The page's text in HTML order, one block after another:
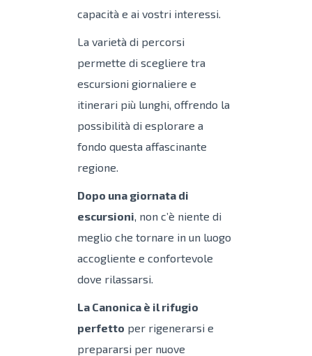
capacità e ai vostri interessi.
La varietà di percorsi
permette di scegliere tra
escursioni giornaliere e
itinerari più lunghi, offrendo la
possibilità di esplorare a
fondo questa affascinante
regione.
Dopo una giornata di
escursioni, non c’è niente di
meglio che tornare in un luogo
accogliente e confortevole
dove rilassarsi.
La Canonica è il rifugio
perfetto per rigenerarsi e
prepararsi per nuove